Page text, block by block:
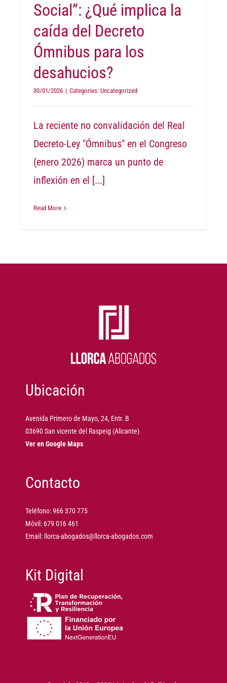
Social”: ¿Qué implica la
caída del Decreto
Ómnibus para los
desahucios?
30/01/2026 | Categories: Uncategorized
La reciente no convalidación del Real
Decreto-Ley "Ómnibus" en el Congreso
(enero 2026) marca un punto de
inflexión en el [...]
Read More
Ubicación
Avenida Primero de Mayo, 24, Entr. B
03690 San vicente del Raspeig (Alicante)
Ver en Google Maps
Contacto
Teléfono:966 370 775
Móvil: 679 016 461
Email: llorca-abogados@llorca-abogados.com
Kit Digital